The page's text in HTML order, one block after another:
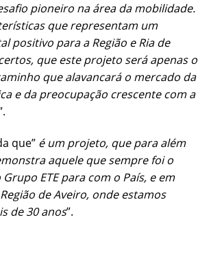
pioneiro na área da mobilidade.
que representam um
positivo para a Região e Ria de
que este projeto será apenas o
que alavancará o mercado da
e da preocupação crescente com a
que” é um projeto, que para além
aquele que sempre foi o
ETE para com o País, e em
de Aveiro, onde estamos
de 30 anos”.